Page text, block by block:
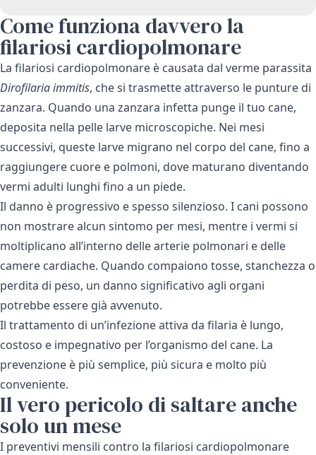
Come funziona davvero la
filariosi cardiopolmonare
La filariosi cardiopolmonare è causata dal verme parassita
Dirofilaria immitis, che si trasmette attraverso le punture di
zanzara. Quando una zanzara infetta punge il tuo cane,
deposita nella pelle larve microscopiche. Nei mesi
successivi, queste larve migrano nel corpo del cane, fino a
raggiungere cuore e polmoni, dove maturano diventando
vermi adulti lunghi fino a un piede.
Il danno è progressivo e spesso silenzioso. I cani possono
non mostrare alcun sintomo per mesi, mentre i vermi si
moltiplicano all’interno delle arterie polmonari e delle
camere cardiache. Quando compaiono tosse, stanchezza o
perdita di peso, un danno significativo agli organi
potrebbe essere già avvenuto.
Il trattamento di un’infezione attiva da filaria è lungo,
costoso e impegnativo per l’organismo del cane. La
prevenzione è più semplice, più sicura e molto più
conveniente.
Il vero pericolo di saltare anche
solo un mese
I preventivi mensili contro la filariosi cardiopolmonare